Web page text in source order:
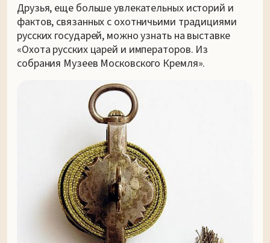
Друзья, еще больше увлекательных историй и
фактов, связанных с охотничьими традициями
русских государей, можно узнать на выставке
«Охота русских царей и императоров. Из
собрания Музеев Московского Кремля».